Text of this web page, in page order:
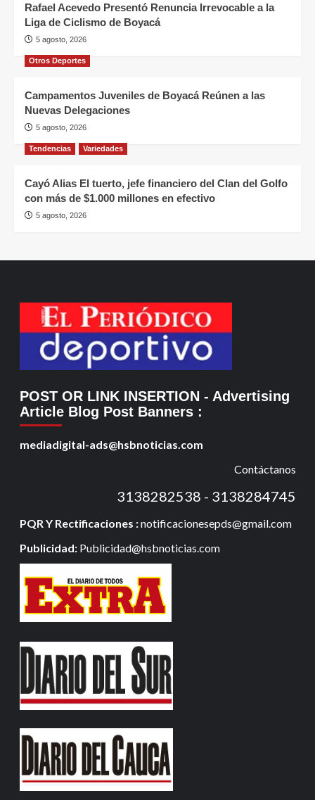
Rafael Acevedo Presentó Renuncia Irrevocable a la
Liga de Ciclismo de Boyacá
5 agosto, 2026
Otros Deportes
Campamentos Juveniles de Boyacá Reúnen a las
Nuevas Delegaciones
5 agosto, 2026
Tendencias Variedades
Cayó Alias El tuerto, jefe financiero del Clan del Golfo
con más de $1.000 millones en efectivo
5 agosto, 2026
POST OR LINK INSERTION - Advertising
Article Blog Post Banners :
mediadigital-ads@hsbnoticias.com
Contáctanos
3138282538 - 3138284745
PQR Y Rectificaciones :notificacionesepds@gmail.com
Publicidad: Publicidad@hsbnoticias.com